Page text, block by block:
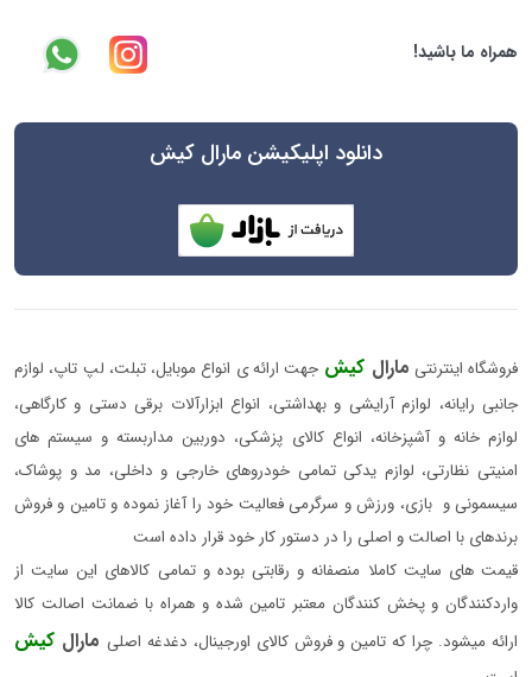
همراه ما باشید!
دانلود اپلیکیشن مارال کیش
فروشگاه اینترنتی مارال کیش جهت ارائه ی انواع موبایل، تبلت، لپ تاپ، لوازم
جانبی رایانه، لوازم آرایشی و بهداشتی، انواع ابزارآلات برقی دستی و کارگاهی،
لوازم خانه و آشپزخانه، انواع کالای پزشکی، دوربین مداربسته و سیستم های
امنیتی نظارتی، لوازم یدکی تمامی خودروهای خارجی و داخلی، مد و پوشاک،
سیسمونی و بازی، ورزش و سرگرمی فعالیت خود را آغاز نموده و تامین و فروش
برندهای با اصالت و اصلی را در دستور کار خود قرار داده است
قیمت های سایت کاملا منصفانه و رقابتی بوده و تمامی کالاهای این سایت از
واردکنندگان و پخش کنندگان معتبر تامین شده و همراه با ضمانت اصالت کالا
ارائه میشود. چرا که تامین و فروش کالای اورجینال، دغدغه اصلی مارال کیش